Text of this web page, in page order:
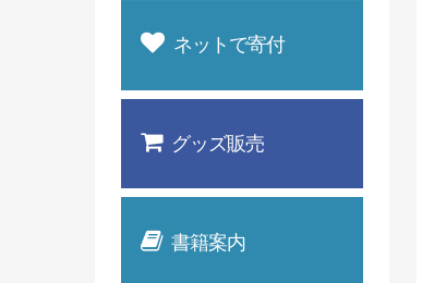
ネットで寄付
グッズ販売
書籍案内